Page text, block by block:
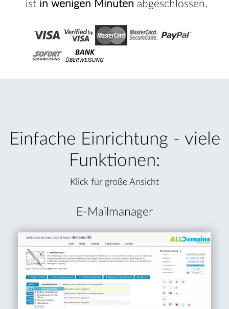
ist in wenigen Minuten abgeschlossen.
Einfache Einrichtung - viele
Funktionen:
Klick für große Ansicht
E-Mailmanager